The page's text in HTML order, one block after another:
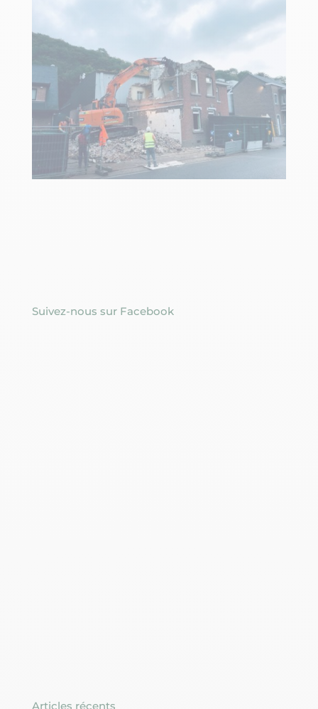
Suivez-nous sur Facebook
Articles récents